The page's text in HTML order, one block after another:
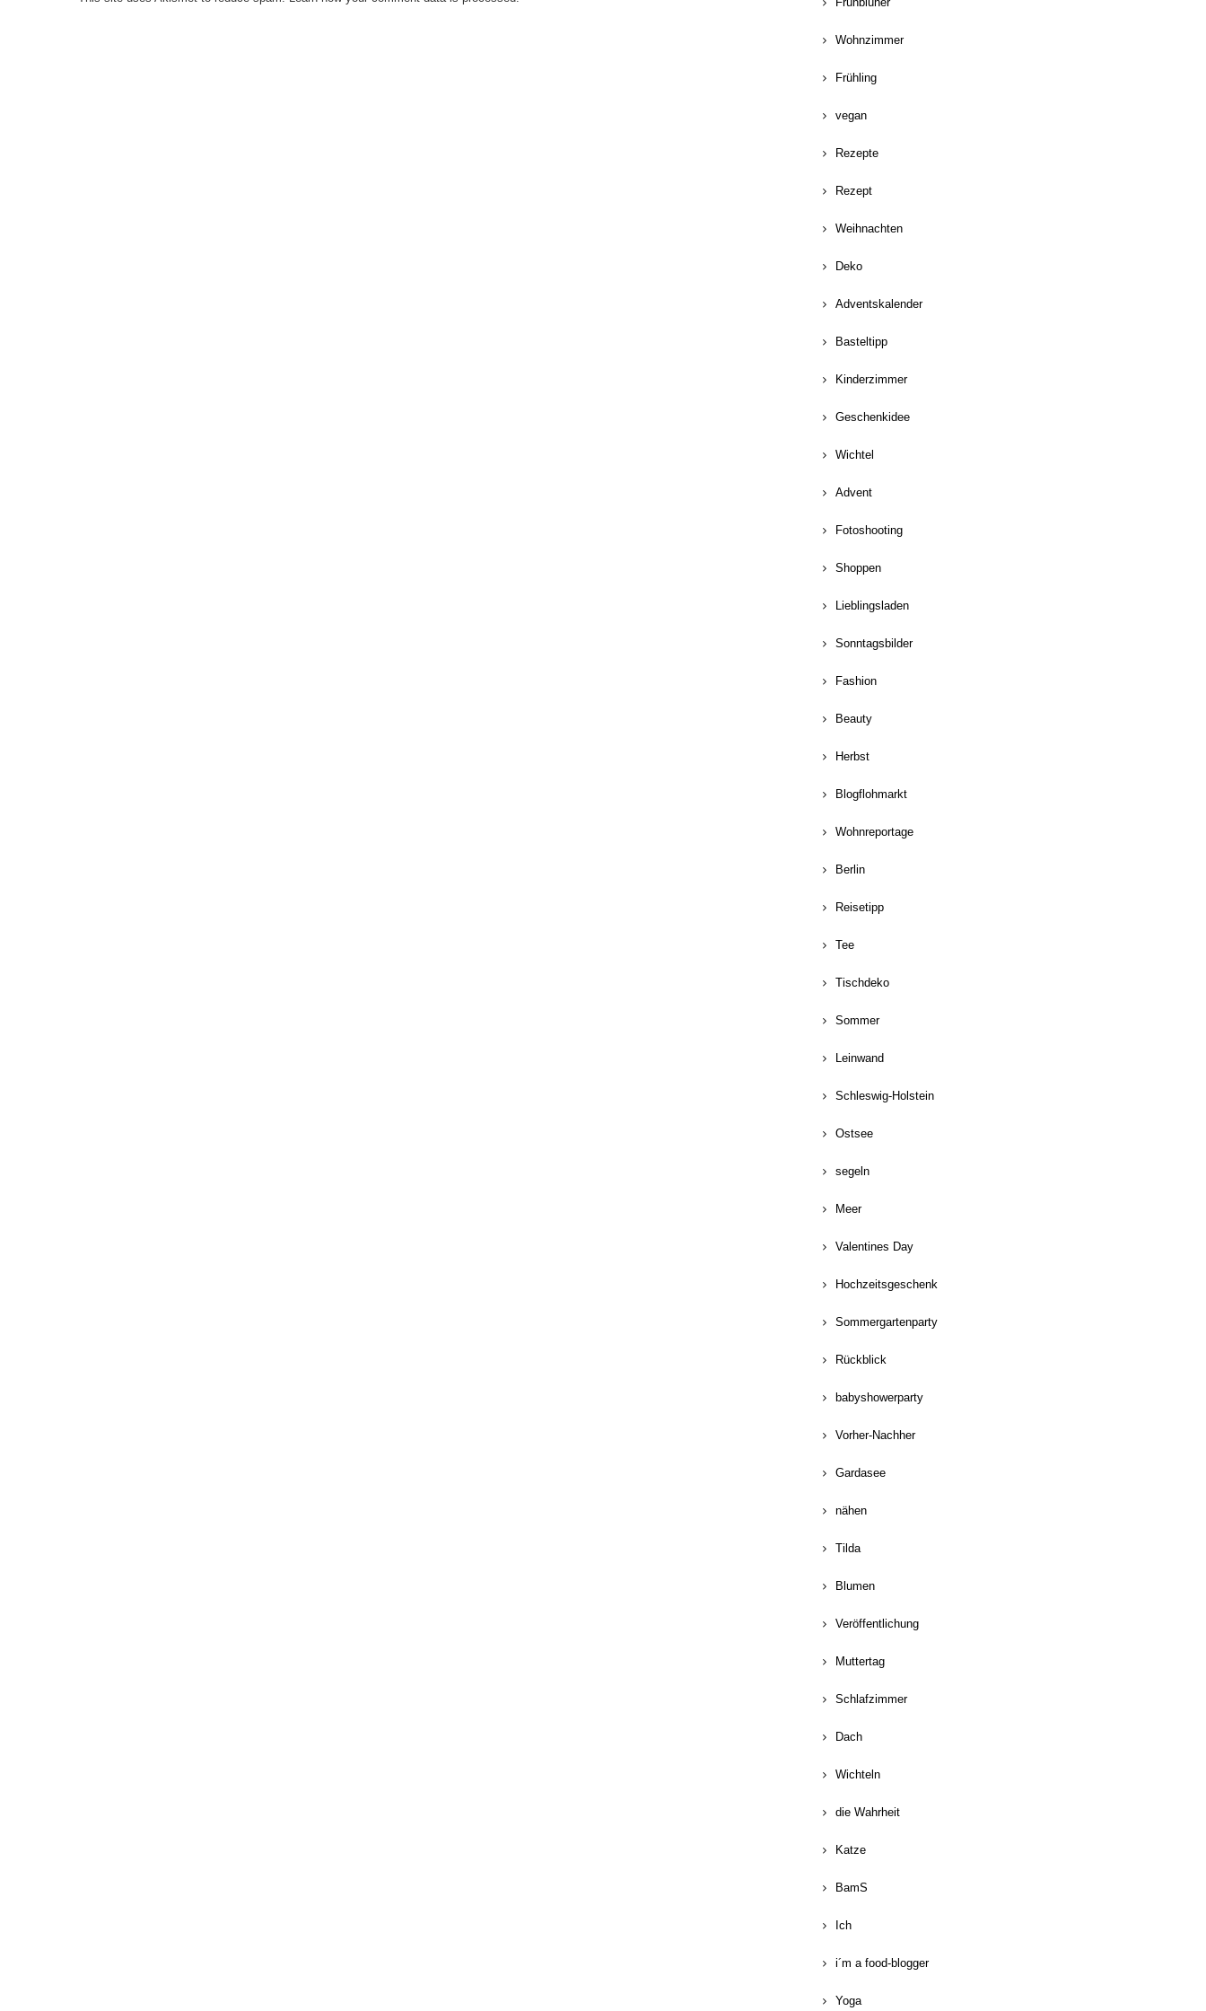
Wohnzimmer
Frühling
vegan
Rezepte
Rezept
Weihnachten
Deko
Adventskalender
Basteltipp
Kinderzimmer
Geschenkidee
Wichtel
Advent
Fotoshooting
Shoppen
Lieblingsladen
Sonntagsbilder
Fashion
Beauty
Herbst
Blogflohmarkt
Wohnreportage
Berlin
Reisetipp
Tee
Tischdeko
Sommer
Leinwand
Schleswig-Holstein
Ostsee
segeln
Meer
Valentines Day
Hochzeitsgeschenk
Sommergartenparty
Rückblick
babyshowerparty
Vorher-Nachher
Gardasee
nähen
Tilda
Blumen
Veröffentlichung
Muttertag
Schlafzimmer
Dach
Wichteln
die Wahrheit
Katze
BamS
Ich
i´m a food-blogger
Yoga